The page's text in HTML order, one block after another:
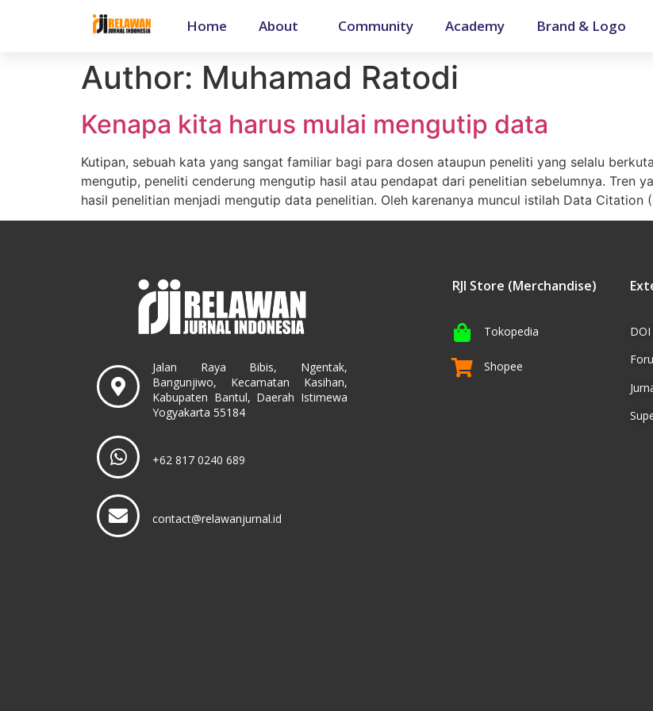
Home About Community Academy Brand & Logo
Author: Muhamad Ratodi
Kenapa kita harus mulai mengutip data
Kutipan, sebuah kata yang sangat familiar bagi para dosen ataupun peneliti yang selalu
mengutip, peneliti cenderung mengutip hasil atau pendapat dari penelitian sebelumnya. Tren
hasil penelitian menjadi mengutip data penelitian. Oleh karenanya muncul istilah Data Citation
Jalan Raya Bibis, Ngentak,
Bangunjiwo, Kecamatan Kasihan,
Kabupaten Bantul, Daerah Istimewa
Yogyakarta 55184
+62 817 0240 689
contact@relawanjurnal.id
RJI Store (Merchandise)
Tokopedia
Shopee
DOI